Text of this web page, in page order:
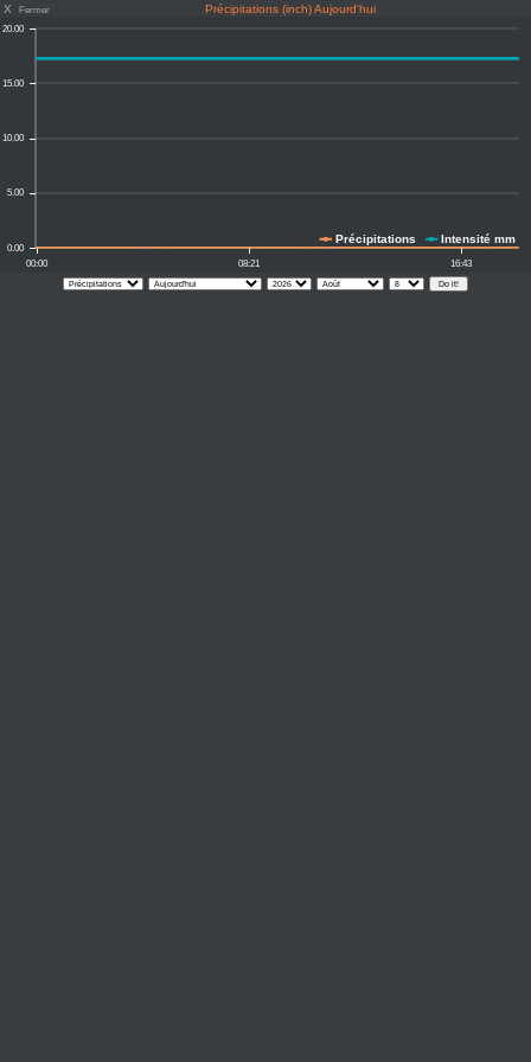
X Fermer Précipitations (inch) Aujourd'hui